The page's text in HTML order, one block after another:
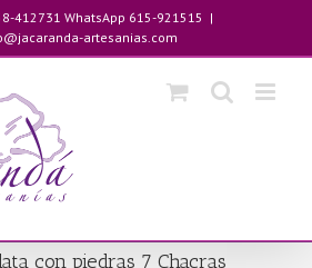
412731 WhatsApp 615-921515 |
artesanias.com
con piedras 7 Chacras